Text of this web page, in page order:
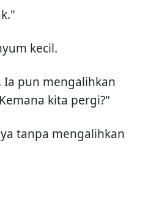
kecil.
Ia pun mengalihkan
kita pergi?"
tanpa mengalihkan